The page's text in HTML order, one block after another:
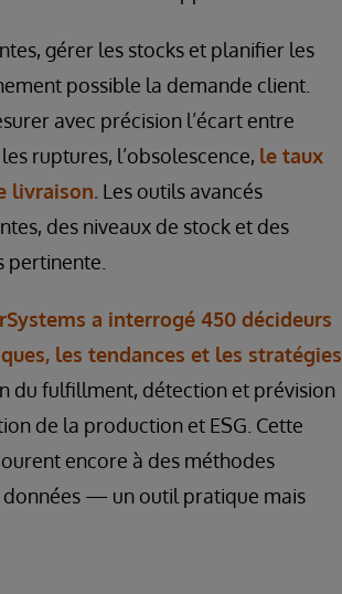
gérer les stocks et planifier les
possible la demande client.
avec précision l’écart entre
ruptures, l’obsolescence, le taux
livraison. Les outils avancés
des niveaux de stock et des
pertinente.
a interrogé 450 décideurs
les tendances et les stratégies
du fulfillment, détection et prévision
de la production et ESG. Cette
encore à des méthodes
— un outil pratique mais